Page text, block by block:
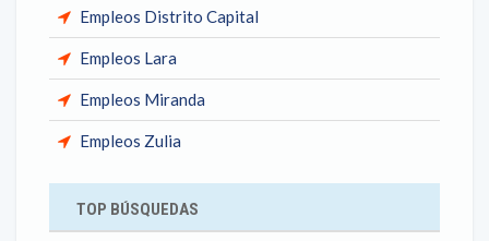
Empleos Distrito Capital
Empleos Lara
Empleos Miranda
Empleos Zulia
TOP BÚSQUEDAS